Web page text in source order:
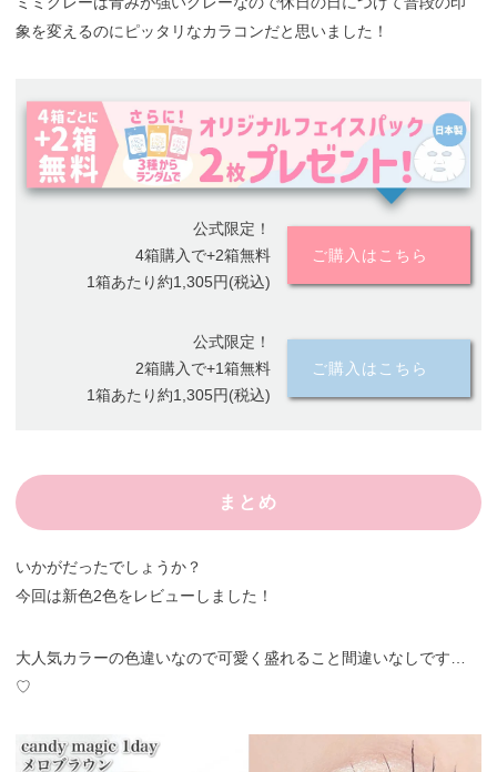
象を変えるのにピッタリなカラコンだと思いました！
公式限定！
4箱購入で+2箱無料
1箱あたり約1,305円(税込)
ご購入はこちら
公式限定！
2箱購入で+1箱無料
1箱あたり約1,305円(税込)
ご購入はこちら
まとめ
いかがだったでしょうか？
今回は新色2色をレビューしました！
大人気カラーの色違いなので可愛く盛れること間違いなしです…
♡